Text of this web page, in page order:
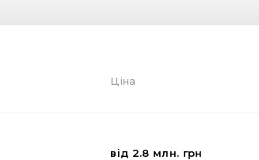
Ціна
від 2.8 млн. грн